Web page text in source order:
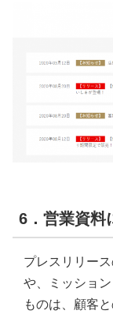
6．営業資料
プレスリリー
や、ミッショ
ものは、顧客